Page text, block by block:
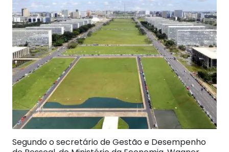
Segundo o secretário de Gestão e Desempenho